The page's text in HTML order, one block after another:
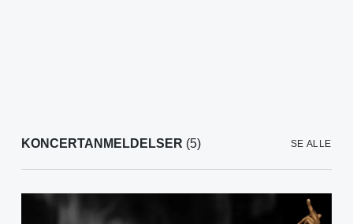
KONCERTANMELDELSER (5) SE ALLE